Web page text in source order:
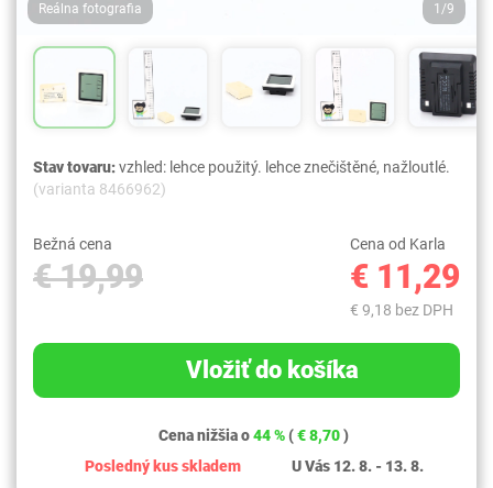
Reálna fotografia 1/9
Stav tovaru:vzhled: lehce použitý. lehce znečištěné, nažloutlé.
(varianta 8466962)
Bežná cena
€ 19,99
Cena od Karla
€ 11,29
€ 9,18 bez DPH
Vložiť do košíka
Cena nižšia o44 % (€ 8,70)
Posledný kus skladem
U Vás 12. 8. - 13. 8.